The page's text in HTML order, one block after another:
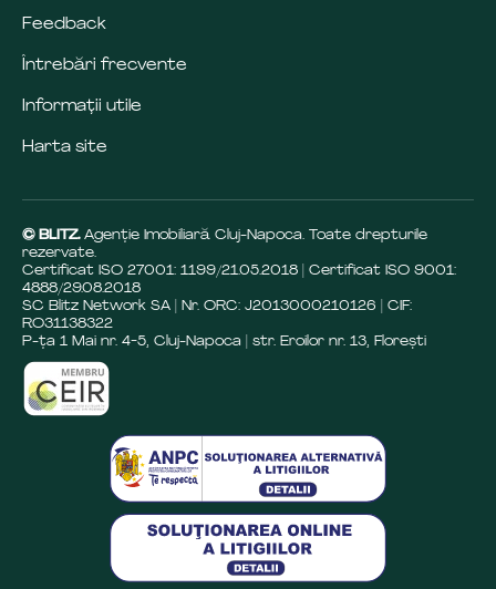
Feedback
Întrebări frecvente
Informații utile
Harta site
© BLITZ. Agenție Imobiliară Cluj-Napoca. Toate drepturile
rezervate.
Certificat ISO 27001: 1199/21.05.2018 | Certificat ISO 9001:
4888/29.08.2018
SC Blitz Network SA | Nr. ORC: J2013000210126 | CIF:
RO31138322
P-ța 1 Mai nr. 4-5, Cluj-Napoca | str. Eroilor nr. 13, Florești